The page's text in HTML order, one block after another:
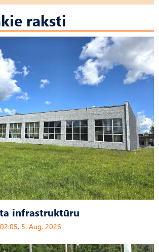
raksti
infrastruktūru
02:05, 5. Aug, 2026